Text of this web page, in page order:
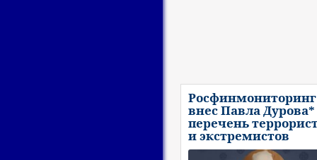
Росфинмониторинг
внес Павла
перечень
и экстремистов